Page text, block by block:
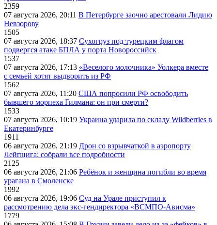
2359
07 августа 2026, 20:11 В Петербурге заочно арестовали Лидию
Невзорову
1505
07 августа 2026, 18:37 Сухогруз под турецким флагом
подвергся атаке БПЛА у порта Новороссийск
1537
07 августа 2026, 17:13 «Веселого молочника» Уолкера вместе
с семьей хотят выдворить из РФ
1562
07 августа 2026, 11:20 США попросили РФ освободить
бывшего морпеха Гилмана: он при смерти?
1533
07 августа 2026, 10:19 Украина ударила по складу Wildberries в
Екатеринбурге
1911
06 августа 2026, 21:19 Дрон со взрывчаткой в аэропорту
Лейпцига: собрали все подробности
2125
06 августа 2026, 21:06 Ребёнок и женщина погибли во время
урагана в Смоленске
1992
06 августа 2026, 19:06 Суд на Урале приступил к
рассмотрению дела экс-гендиректора «ВСМПО-Ависма»
1779